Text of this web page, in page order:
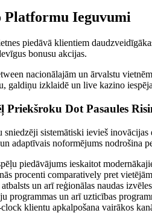
Platformu Ieguvumi
piedāvā klientiem
bonusu akcijas.
nacionālajām un ārvalstu
galdiņu izklaidē un live kazino
Priekšroku Dot Pasaules
sistemātiski ieviеš
adaptīvais noformējums nodrošina
piedāvājums ieskaitot
procenti comparatively pret
un arī reģionālas naudas izvēles
programmas un arī uzticības
klientu apkalpošana vairākos